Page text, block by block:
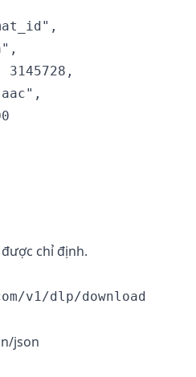
3145728,
chỉ định.
v1/dlp/download
json